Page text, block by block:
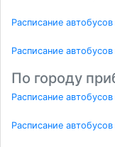
Расписание
Расписание
По городу
Расписание
Расписание